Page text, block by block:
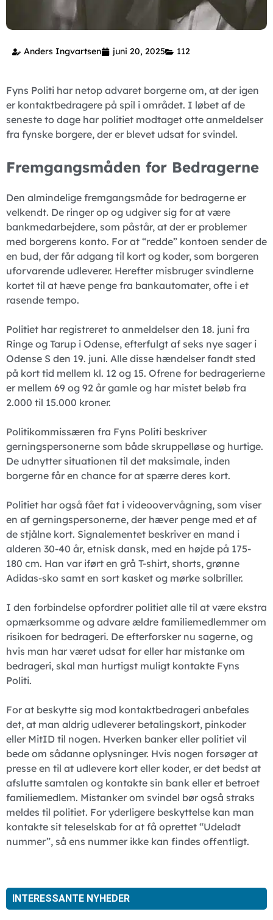
Anders Ingvartsen juni 20, 2025 112
Fyns Politi har netop advaret borgerne om, at der igen
er kontaktbedragere på spil i området. I løbet af de
seneste to dage har politiet modtaget otte anmeldelser
fra fynske borgere, der er blevet udsat for svindel.
Fremgangsmåden for Bedragerne
Den almindelige fremgangsmåde for bedragerne er
velkendt. De ringer op og udgiver sig for at være
bankmedarbejdere, som påstår, at der er problemer
med borgerens konto. For at “redde” kontoen sender de
en bud, der får adgang til kort og koder, som borgeren
uforvarende udleverer. Herefter misbruger svindlerne
kortet til at hæve penge fra bankautomater, ofte i et
rasende tempo.
Politiet har registreret to anmeldelser den 18. juni fra
Ringe og Tarup i Odense, efterfulgt af seks nye sager i
Odense S den 19. juni. Alle disse hændelser fandt sted
på kort tid mellem kl. 12 og 15. Ofrene for bedragerierne
er mellem 69 og 92 år gamle og har mistet beløb fra
2.000 til 15.000 kroner.
Politikommissæren fra Fyns Politi beskriver
gerningspersonerne som både skruppelløse og hurtige.
De udnytter situationen til det maksimale, inden
borgerne får en chance for at spærre deres kort.
Politiet har også fået fat i videoovervågning, som viser
en af gerningspersonerne, der hæver penge med et af
de stjålne kort. Signalementet beskriver en mand i
alderen 30-40 år, etnisk dansk, med en højde på 175-
180 cm. Han var iført en grå T-shirt, shorts, grønne
Adidas-sko samt en sort kasket og mørke solbriller.
I den forbindelse opfordrer politiet alle til at være ekstra
opmærksomme og advare ældre familiemedlemmer om
risikoen for bedrageri. De efterforsker nu sagerne, og
hvis man har været udsat for eller har mistanke om
bedrageri, skal man hurtigst muligt kontakte Fyns
Politi.
For at beskytte sig mod kontaktbedrageri anbefales
det, at man aldrig udleverer betalingskort, pinkoder
eller MitID til nogen. Hverken banker eller politiet vil
bede om sådanne oplysninger. Hvis nogen forsøger at
presse en til at udlevere kort eller koder, er det bedst at
afslutte samtalen og kontakte sin bank eller et betroet
familiemedlem. Mistanker om svindel bør også straks
meldes til politiet. For yderligere beskyttelse kan man
kontakte sit teleselskab for at få oprettet “Udeladt
nummer”, så ens nummer ikke kan findes offentligt.
INTERESSANTE NYHEDER